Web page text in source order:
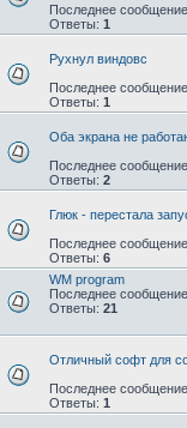
Последнее сообщение
Ответы: 1
Рухнул виндовс
Последнее сообщение
Ответы: 1
Оба экрана не
Последнее сообщение
Ответы: 2
Глюк - перестала
Последнее сообщение
Ответы: 6
WM program
Последнее сообщение
Ответы: 21
Отличный софт для
Последнее сообщение
Ответы: 1